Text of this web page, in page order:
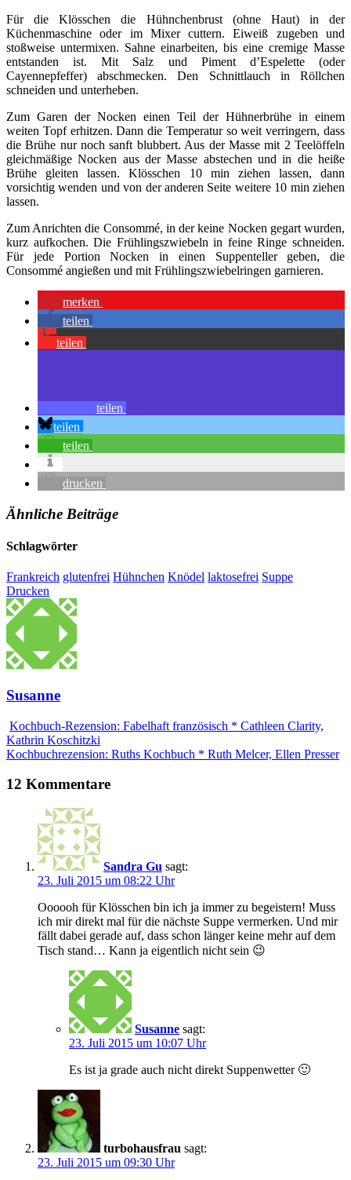
Für die Klösschen die Hühnchenbrust (ohne Haut) in der
Küchenmaschine oder im Mixer cuttern. Eiweiß zugeben und
stoßweise untermixen. Sahne einarbeiten, bis eine cremige Masse
entstanden ist. Mit Salz und Piment d’Espelette (oder
Cayennepfeffer) abschmecken. Den Schnittlauch in Röllchen
schneiden und unterheben.
Zum Garen der Nocken einen Teil der Hühnerbrühe in einem
weiten Topf erhitzen. Dann die Temperatur so weit verringern, dass
die Brühe nur noch sanft blubbert. Aus der Masse mit 2 Teelöffeln
gleichmäßige Nocken aus der Masse abstechen und in die heiße
Brühe gleiten lassen. Klösschen 10 min ziehen lassen, dann
vorsichtig wenden und von der anderen Seite weitere 10 min ziehen
lassen.
Zum Anrichten die Consommé, in der keine Nocken gegart wurden,
kurz aufkochen. Die Frühlingszwiebeln in feine Ringe schneiden.
Für jede Portion Nocken in einen Suppenteller geben, die
Consommé angießen und mit Frühlingszwiebelringen garnieren.
merken
teilen
teilen
teilen
teilen
teilen
drucken
Ähnliche Beiträge
Schlagwörter
Frankreich glutenfrei Hühnchen Knödel laktosefrei Suppe
Drucken
Susanne
Kochbuch-Rezension: Fabelhaft französisch * Cathleen Clarity,
Kathrin Koschitzki
Kochbuchrezension: Ruths Kochbuch * Ruth Melcer, Ellen Presser
12 Kommentare
Sandra Gu sagt:
23. Juli 2015 um 08:22 Uhr
Oooooh für Klösschen bin ich ja immer zu begeistern! Muss
ich mir direkt mal für die nächste Suppe vermerken. Und mir
fällt dabei gerade auf, dass schon länger keine mehr auf dem
Tisch stand… Kann ja eigentlich nicht sein 😉
Susanne sagt:
23. Juli 2015 um 10:07 Uhr
Es ist ja grade auch nicht direkt Suppenwetter 🙂
turbohausfrau sagt:
23. Juli 2015 um 09:30 Uhr